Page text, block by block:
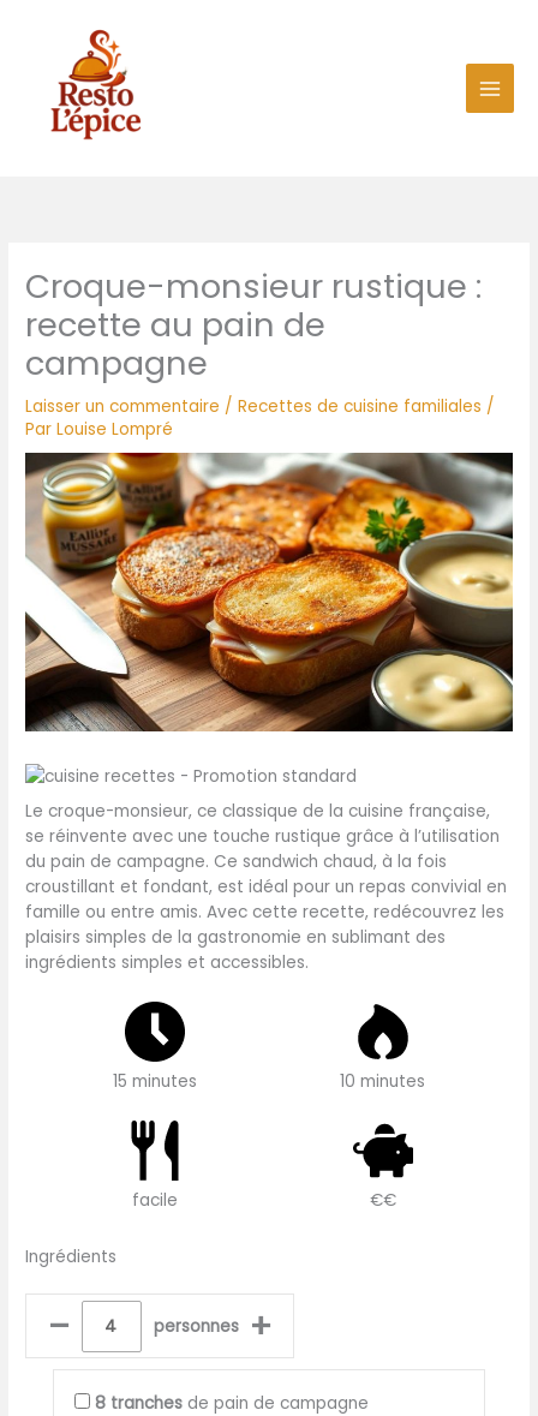
Croque-monsieur rustique :
recette au pain de
campagne
Laisser un commentaire /Recettes de cuisine familiales /
ParLouise Lompré
Le croque-monsieur, ce classique de la cuisine française,
se réinvente avec une touche rustique grâce à l’utilisation
du pain de campagne. Ce sandwich chaud, à la fois
croustillant et fondant, est idéal pour un repas convivial en
famille ou entre amis. Avec cette recette, redécouvrez les
plaisirs simples de la gastronomie en sublimant des
ingrédients simples et accessibles.
15 minutes 10 minutes
facile €€
Ingrédients
– personnes +
8 tranches de pain de campagne